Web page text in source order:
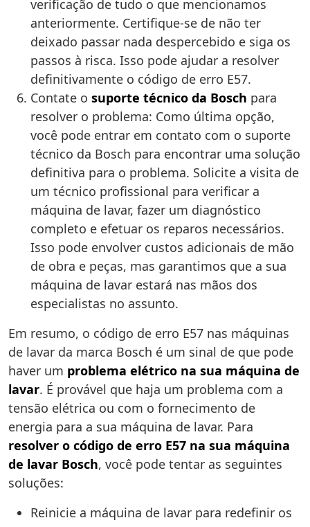
verificação de tudo o que mencionamos
anteriormente. Certifique-se de não ter
deixado passar nada despercebido e siga os
passos à risca. Isso pode ajudar a resolver
definitivamente o código de erro E57.
Contate o suporte técnico da Bosch para
resolver o problema: Como última opção,
você pode entrar em contato com o suporte
técnico da Bosch para encontrar uma solução
definitiva para o problema. Solicite a visita de
um técnico profissional para verificar a
máquina de lavar, fazer um diagnóstico
completo e efetuar os reparos necessários.
Isso pode envolver custos adicionais de mão
de obra e peças, mas garantimos que a sua
máquina de lavar estará nas mãos dos
especialistas no assunto.
Em resumo, o código de erro E57 nas máquinas
de lavar da marca Bosch é um sinal de que pode
haver um problema elétrico na sua máquina de
lavar. É provável que haja um problema com a
tensão elétrica ou com o fornecimento de
energia para a sua máquina de lavar. Para
resolver o código de erro E57 na sua máquina
de lavar Bosch, você pode tentar as seguintes
soluções:
Reinicie a máquina de lavar para redefinir os